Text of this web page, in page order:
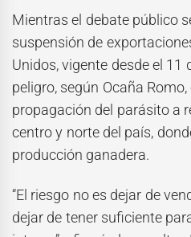
Mientras el debate público
suspensión de
Unidos, vigente desde el 11
peligro, según Ocaña
propagación del parásito a
centro y norte del país,
producción ganadera.
“El riesgo no es dejar de
dejar de tener suficiente